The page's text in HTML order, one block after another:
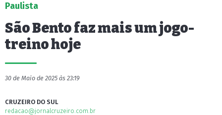
Paulista
São Bento faz mais um jogo-
treino hoje
30 de Maio de 2025 às 23:19
CRUZEIRO DO SUL
redacao@jornalcruzeiro.com.br